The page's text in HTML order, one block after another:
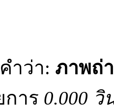
ำว่า: ภาพถ่
การ 0.000 วิ